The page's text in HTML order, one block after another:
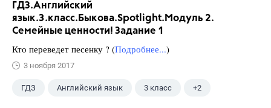
ГДЗ.Английский
язык.3.класс.Быкова.Spotlight.Модуль 2.
Семейные ценности! Задание 1
Кто переведет песенку ? (Подробнее...)
3 ноября 2017
ГДЗ Английский язык 3 класс +2